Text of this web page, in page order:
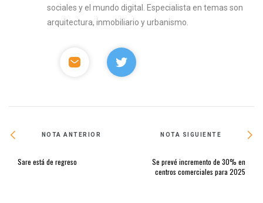
sociales y el mundo digital. Especialista en temas son
arquitectura, inmobiliario y urbanismo.
NOTA ANTERIOR
Sare está de regreso
NOTA SIGUIENTE
Se prevé incremento de 30% en
centros comerciales para 2025